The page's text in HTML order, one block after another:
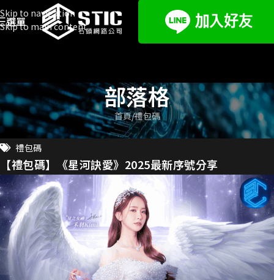
Skip to navigation
Skip to main content
選單
部落格
首頁 禮包碼
禮包碼
【禮包碼】《星河訣愛》2025最新序號分享